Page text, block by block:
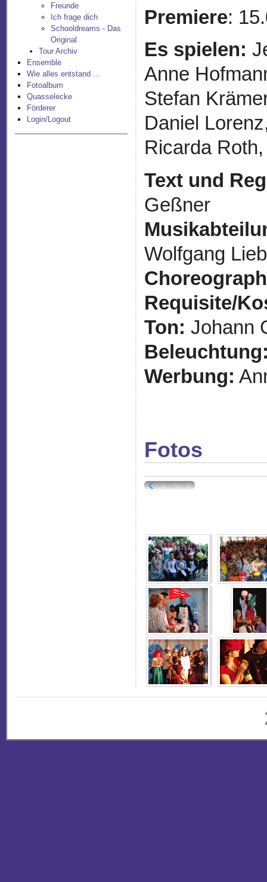
Freunde
Ich frage dich
Schooldreams - Das
Original
Tour Archiv
Ensemble
Wie alles entstand ...
Fotoalbum
Quasselecke
Förderer
Login/Logout
Premiere:
Es spielen:
Anne
Stefan
Daniel
Ricarda
Text und
Geßner
Wolfgang
Requisite/
Ton: Johann
Werbung:
Fotos